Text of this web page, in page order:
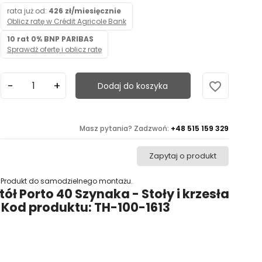
rata już od: 426 zł/miesięcznie
Oblicz ratę w Crédit Agricole Bank
10 rat 0% BNP PARIBAS
Sprawdź ofertę i oblicz ratę
Dodaj do koszyka favorite_border
Masz pytania? Zadzwoń: +48 515 159 329
Zapytaj o produkt
Produkt do samodzielnego montażu.
Porto 40 Szynaka - Stoły i krzesła
produktu: TH-100-1613